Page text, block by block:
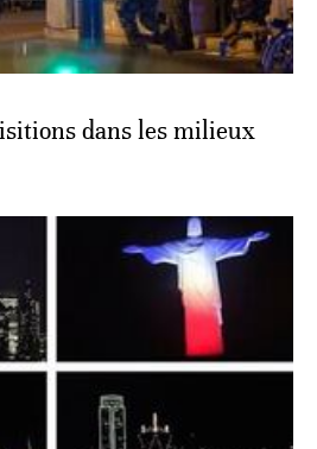
dans les milieux